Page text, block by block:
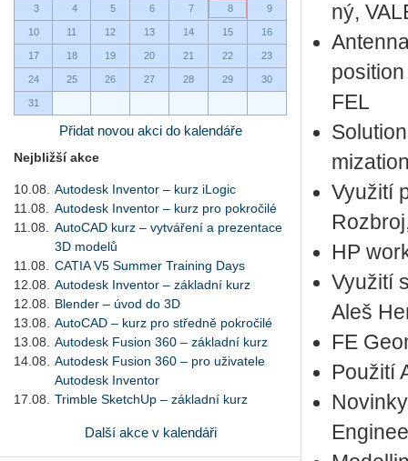
3 4 5 6 7 8 9
10 11 12 13 14 15 16
17 18 19 20 21 22 23
24 25 26 27 28 29 30
31
Přidat novou akci do kalendáře
Nejbližší akce
10.08.
Autodesk Inventor – kurz iLogic
11.08.
Autodesk Inventor – kurz pro pokročilé
11.08.
AutoCAD kurz – vytváření a prezentace
3D modelů
11.08.
CATIA V5 Summer Training Days
12.08.
Autodesk Inventor – základní kurz
12.08.
Blender – úvod do 3D
13.08.
AutoCAD – kurz pro středně pokročilé
13.08.
Autodesk Fusion 360 – základní kurz
14.08.
Autodesk Fusion 360 – pro uživatele
Autodesk Inventor
17.08.
Trimble SketchUp – základní kurz
Další akce v kalendáři
ný,
FEL
Vy­u­ži­tí
HP
Vy­u­ži­tí
Aleš
FE
Po­u­ži­tí